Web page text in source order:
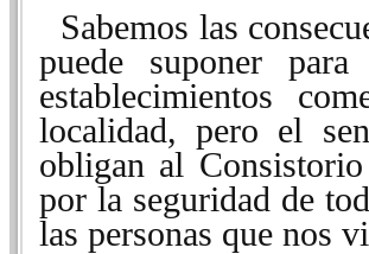
Sabemos las
puede suponer
establecimientos
localidad, pero el
obligan al
por la seguridad de
las personas que nos